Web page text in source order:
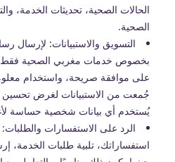
الحالات الصحية، تحديثات الخدمة،
الصحية.
التسويق والاستبيانات: لإرسال
بخصوص خدمات مغربي الصحية فقط
على موافقة صريحة، واستخدام
جُمعت من الاستبيانات لغرض تحسين
يُستخدم أي بيانات شخصية حساسة
الرد على الاستفسارات
استفساراتك، تلبية طلبات الخدمة،